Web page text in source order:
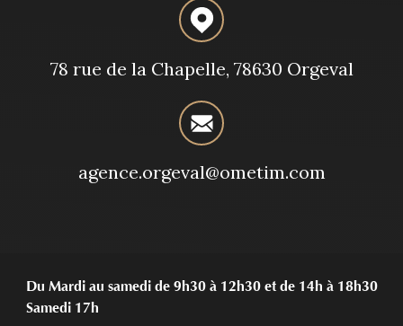
78 rue de la Chapelle, 78630 Orgeval
agence.orgeval@ometim.com
Du Mardi au samedi de 9h30 à 12h30 et de 14h à 18h30
Samedi 17h